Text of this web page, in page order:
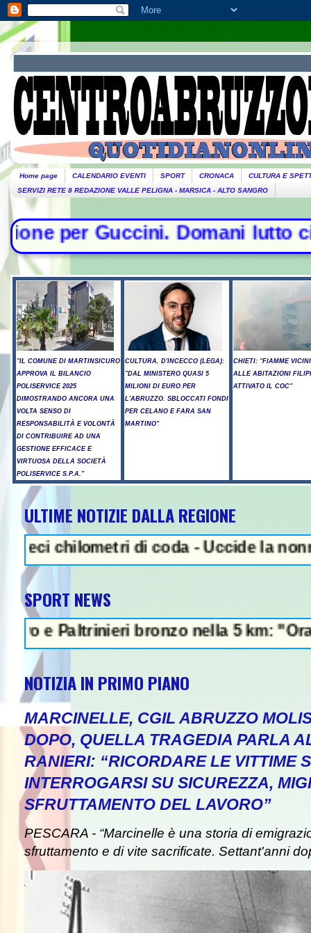
Home page CALENDARIO EVENTI SPORT CRONACA
CULTURA E
SERVIZI RETE 8 REDAZIONE VALLE PELIGNA - MARSICA - ALTO SANGRO
Domani lutto
"IL COMUNE DI MARTINSICURO
APPROVA IL BILANCIO
POLISERVICE 2025
DIMOSTRANDO ANCORA UNA
VOLTA SENSO DI
RESPONSABILITÀ E VOLONTÀ
DI CONTRIBUIRE AD UNA
GESTIONE EFFICACE E
VIRTUOSA DELLA SOCIETÀ
POLISERVICE S.P.A."
CULTURA, D'INCECCO (LEGA):
"DAL MINISTERO QUASI 5
MILIONI DI EURO PER
L'ABRUZZO. SBLOCCATI FONDI
PER CELANO E FARA SAN
MARTINO"
CHIETI: "FIAMME
ALLE ABITAZIONI
ATTIVATO IL COC"
ULTIME NOTIZIE DALLA REGIONE
di coda - Uccide la nonna a
SPORT NEWS
bronzo nella 5 km: "Ora ci
NOTIZIA IN PRIMO PIANO
MARCINELLE, CGIL ABRUZZO
DOPO, QUELLA TRAGEDIA PARLA
RANIERI: “RICORDARE LE VITTIME
INTERROGARSI SU SICUREZZA,
SFRUTTAMENTO DEL LAVORO”
PESCARA - “Marcinelle è una storia di
sfruttamento e di vite sacrificate. Settant'anni
NEWS IN EVIDENZA -